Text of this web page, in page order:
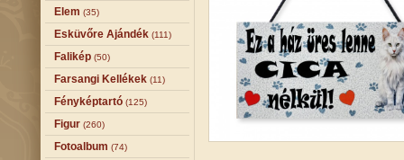
Elem (35)
Esküvőre Ajándék (111)
Falikép (50)
Farsangi Kellékek (11)
Fényképtartó (125)
Figur (260)
Fotoalbum (74)